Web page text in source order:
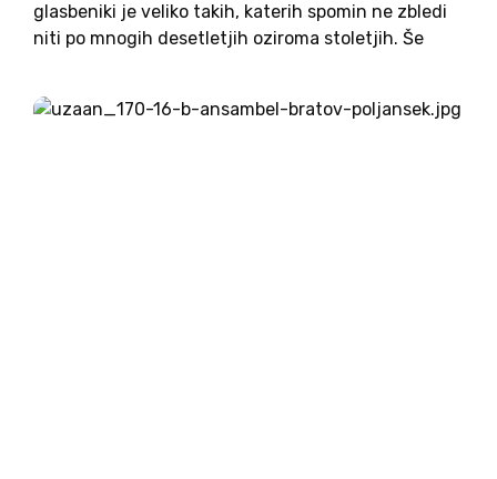
glasbeniki je veliko takih, katerih spomin ne zbledi
niti po mnogih desetletjih oziroma stoletjih. Še
solisti. Med pevci narodno-zabavne glasbe je
močno izstopal Slakov pevec Jože...